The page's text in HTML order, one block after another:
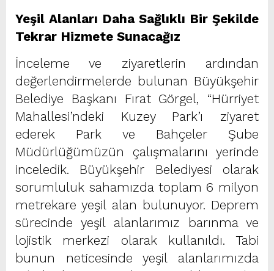
Yeşil Alanları Daha Sağlıklı Bir Şekilde
Tekrar Hizmete Sunacağız
İnceleme ve ziyaretlerin ardından
değerlendirmelerde bulunan Büyükşehir
Belediye Başkanı Fırat Görgel, “Hürriyet
Mahallesi’ndeki Kuzey Park’ı ziyaret
ederek Park ve Bahçeler Şube
Müdürlüğümüzün çalışmalarını yerinde
inceledik. Büyükşehir Belediyesi olarak
sorumluluk sahamızda toplam 6 milyon
metrekare yeşil alan bulunuyor. Deprem
sürecinde yeşil alanlarımız barınma ve
lojistik merkezi olarak kullanıldı. Tabi
bunun neticesinde yeşil alanlarımızda